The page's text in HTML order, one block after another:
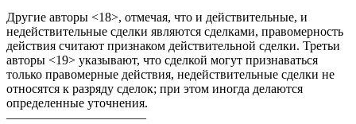
Другие авторы <18>, отмечая, что и действительные, и
недействительные сделки являются сделками, правомерность
действия считают признаком действительной сделки. Третьи
авторы <19> указывают, что сделкой могут признаваться
только правомерные действия, недействительные сделки не
относятся к разряду сделок; при этом иногда делаются
определенные уточнения.
———————————